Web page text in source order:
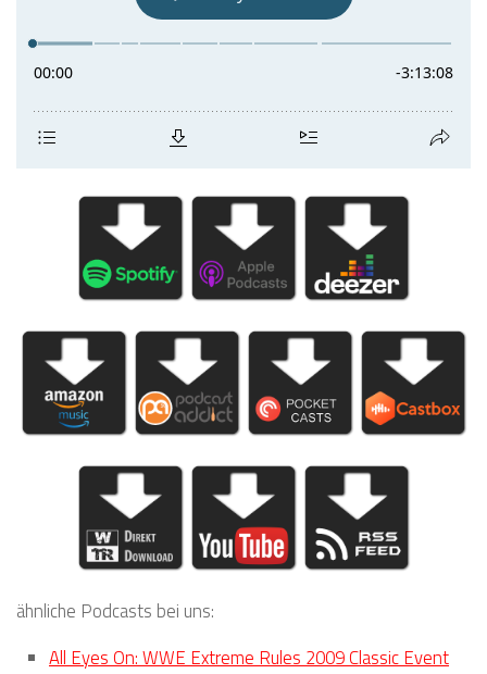
ähnliche Podcasts bei uns:
All Eyes On: WWE Extreme Rules 2009 Classic Event